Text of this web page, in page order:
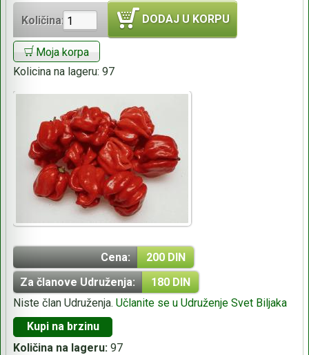
Količina: DODAJ U KORPU
Moja korpa
Kolicina na lageru: 97
Cena:
200 DIN
Za članove Udruženja:
180 DIN
Niste član Udruženja. Učlanite se u Udruženje Svet Biljaka
Kupi na brzinu
Količina na lageru: 97